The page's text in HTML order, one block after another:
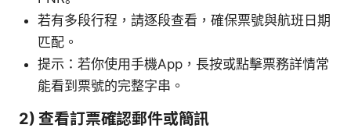
若有多段行程，請逐段查看，確保票號與航班日期
匹配。
提示：若你使用手機App，長按或點擊票務詳情常
能看到票號的完整字串。
2) 查看訂票確認郵件或簡訊